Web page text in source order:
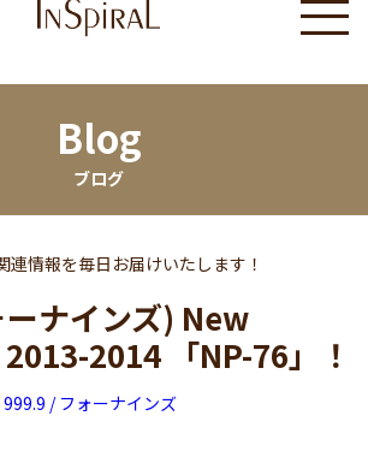
Blog
ブログ
連情報を毎日お届けいたします！
ナインズ) New
2014 「NP-76」！
999.9 / フォーナインズ